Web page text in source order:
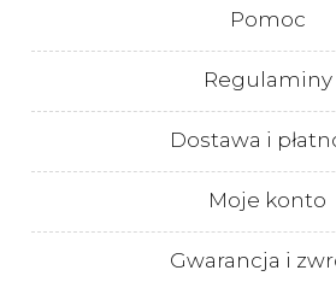
Pomoc
Regulaminy
Dostawa i
Moje konto
Gwarancja i